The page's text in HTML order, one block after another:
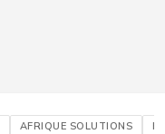
AFRIQUE SOLUTIONS